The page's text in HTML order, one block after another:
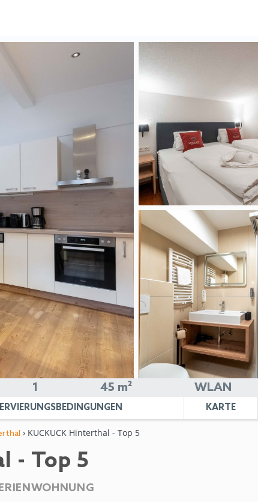
1 45 m² WLAN
KARTE
› KUCKUCK Hinterthal - Top 5
- Top 5